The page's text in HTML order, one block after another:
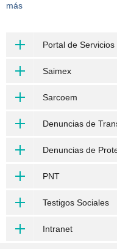
más
Portal de
Saimex
Sarcoem
Denuncias de
Denuncias de
PNT
Testigos Sociales
Intranet